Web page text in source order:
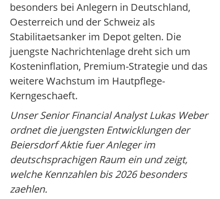
besonders bei Anlegern in Deutschland,
Oesterreich und der Schweiz als
Stabilitaetsanker im Depot gelten. Die
juengste Nachrichtenlage dreht sich um
Kosteninflation, Premium-Strategie und das
weitere Wachstum im Hautpflege-
Kerngeschaeft.
Unser Senior Financial Analyst Lukas Weber
ordnet die juengsten Entwicklungen der
Beiersdorf Aktie fuer Anleger im
deutschsprachigen Raum ein und zeigt,
welche Kennzahlen bis 2026 besonders
zaehlen.